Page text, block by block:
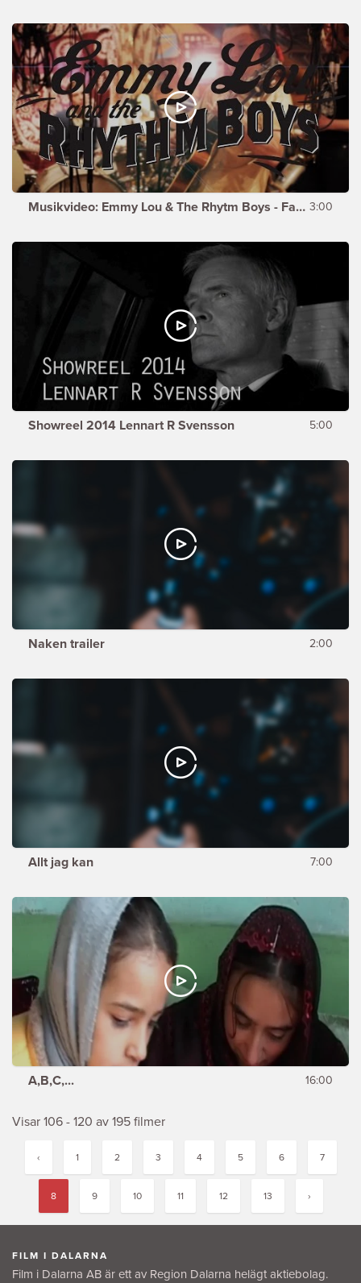
Musikvideo: Emmy Lou & The Rhytm Boys - Faith 3:00
Showreel 2014 Lennart R Svensson 5:00
Naken trailer 2:00
Allt jag kan 7:00
A,B,C,... 16:00
Visar 106 - 120 av 195 filmer
‹ 1 2 3 4 5 6 7
8 9 10 11 12 13 ›
FILM I DALARNA
Film i Dalarna AB är ett av Region Dalarna helägt aktiebolag.